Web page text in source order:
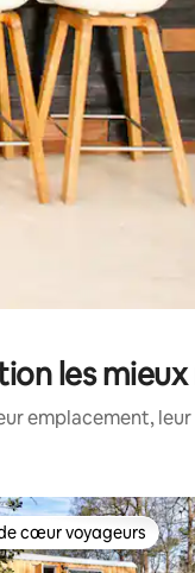
les
emplacement,
cœur voyageurs
cœur voyageurs